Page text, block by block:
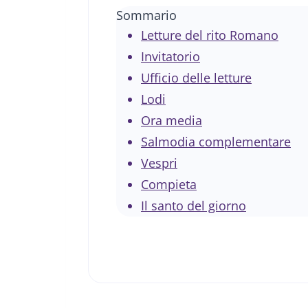
Sommario
Letture del rito Romano
Invitatorio
Ufficio delle letture
Lodi
Ora media
Salmodia complementare
Vespri
Compieta
Il santo del giorno